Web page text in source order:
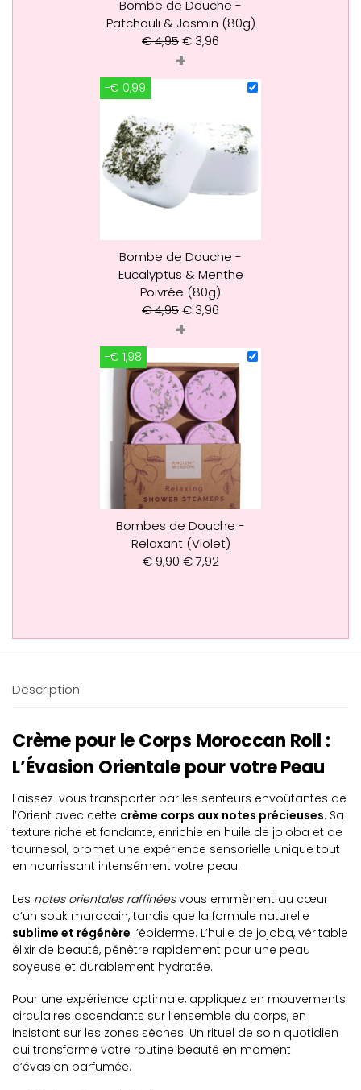
Bombe de Douche -
Patchouli & Jasmin (80g)
€4,95€ 3,96
+
-€ 0,99
Bombe de Douche -
Eucalyptus & Menthe
Poivrée (80g)
€4,95€ 3,96
+
-€ 1,98
Bombes de Douche -
Relaxant (Violet)
€9,90 €7,92
Description
Crème pour le Corps Moroccan Roll :
L’Évasion Orientale pour votre Peau
Laissez-vous transporter par les senteurs envoûtantes de
l’Orient avec cette crème corps aux notes précieuses. Sa
texture riche et fondante, enrichie en huile de jojoba et de
tournesol, promet une expérience sensorielle unique tout
en nourrissant intensément votre peau.
Les notes orientales raffinéesvous emmènent au cœur
d’un souk marocain, tandis que la formule naturelle
sublime et régénère l’épiderme. L’huile de jojoba, véritable
élixir de beauté, pénètre rapidement pour une peau
soyeuse et durablement hydratée.
Pour une expérience optimale, appliquez en mouvements
circulaires ascendants sur l’ensemble du corps, en
insistant sur les zones sèches. Un rituel de soin quotidien
qui transforme votre routine beauté en moment
d’évasion parfumée.